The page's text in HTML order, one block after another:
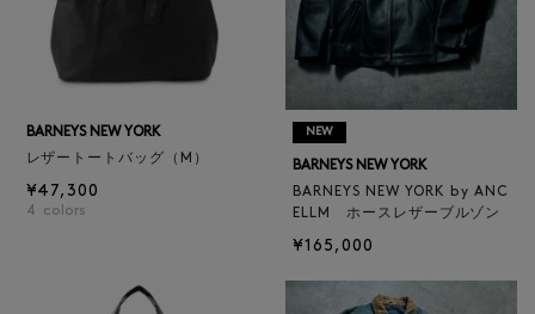
BARNEYS NEW YORK
レザートートバッグ（M）
¥47,300
4 colors
NEW
BARNEYS NEW YORK
BARNEYS NEW YORK by ANC
ELLM ホースレザーブルゾン
¥165,000